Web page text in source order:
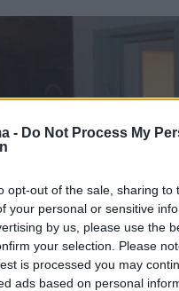
- Do Not Process My
opt-out of the sale, sharing to
your personal or sensitive
by us, please use the
your selection. Please
is processed you may
ads based on personal